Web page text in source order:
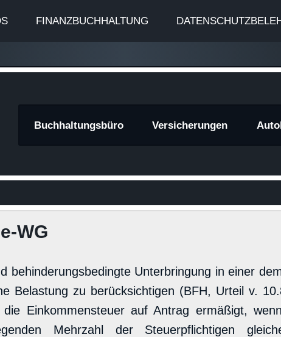
FINANZBUCHHALTUNG
Buchhaltungsbüro Versicherungen
WG
behinderungsbedingte Unterbringung in einer
Belastung zu berücksichtigen (BFH, Urteil v.
Einkommensteuer auf Antrag ermäßigt,
Mehrzahl der Steuerpflichtigen